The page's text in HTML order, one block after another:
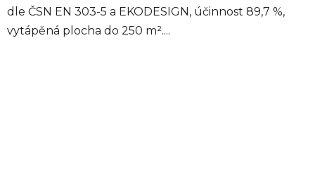
dle ČSN EN 303-5 a EKODESIGN, účinnost 89,7 %,
vytápěná plocha do 250 m²....